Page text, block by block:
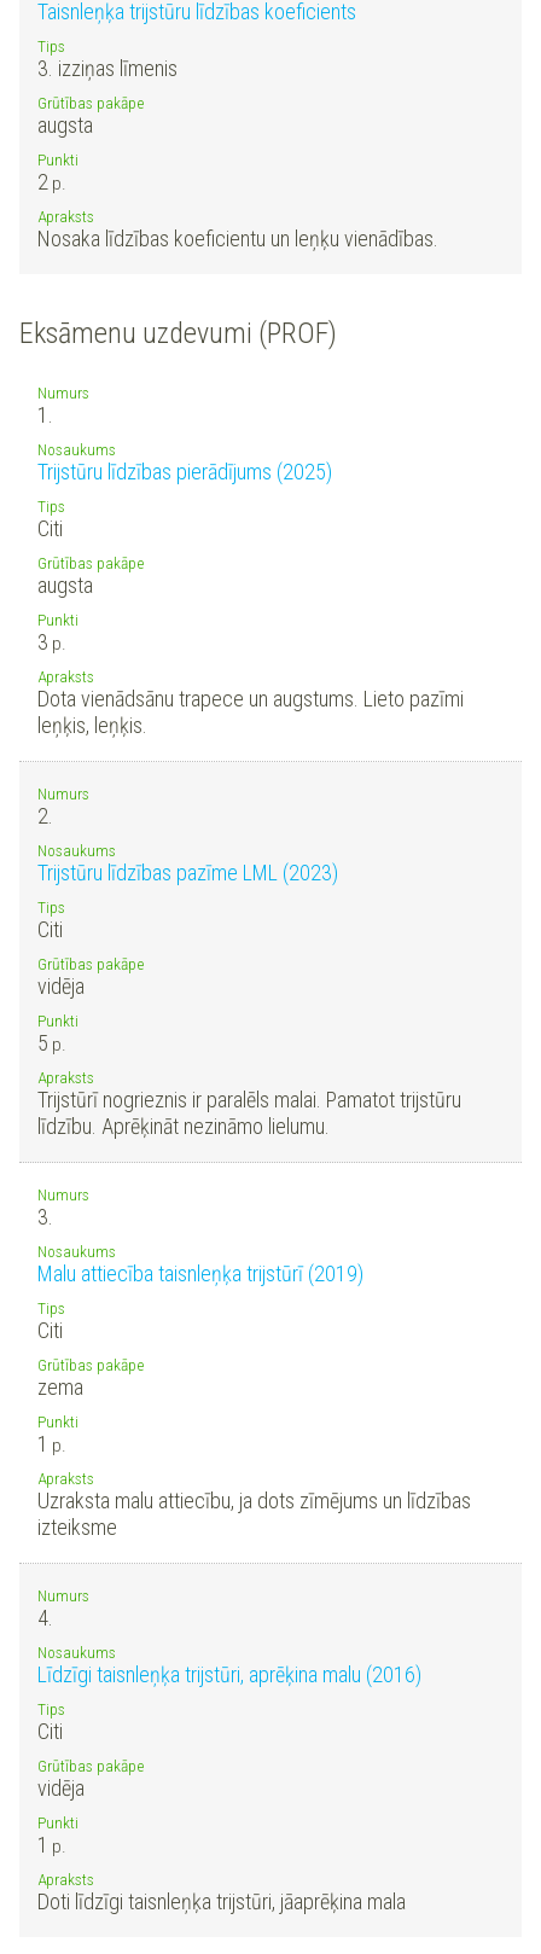
Taisnleņķa trijstūru līdzības koeficients
Tips
3. izziņas līmenis
Grūtības pakāpe
augsta
Punkti
2 p.
Apraksts
Nosaka līdzības koeficientu un leņķu vienādības.
Eksāmenu uzdevumi (PROF)
Numurs
1.
Nosaukums
Trijstūru līdzības pierādījums (2025)
Tips
Citi
Grūtības pakāpe
augsta
Punkti
3 p.
Apraksts
Dota vienādsānu trapece un augstums. Lieto pazīmi
leņķis, leņķis.
Numurs
2.
Nosaukums
Trijstūru līdzības pazīme LML (2023)
Tips
Citi
Grūtības pakāpe
vidēja
Punkti
5 p.
Apraksts
Trijstūrī nogrieznis ir paralēls malai. Pamatot trijstūru
līdzību. Aprēķināt nezināmo lielumu.
Numurs
3.
Nosaukums
Malu attiecība taisnleņķa trijstūrī (2019)
Tips
Citi
Grūtības pakāpe
zema
Punkti
1 p.
Apraksts
Uzraksta malu attiecību, ja dots zīmējums un līdzības
izteiksme
Numurs
4.
Nosaukums
Līdzīgi taisnleņķa trijstūri, aprēķina malu (2016)
Tips
Citi
Grūtības pakāpe
vidēja
Punkti
1 p.
Apraksts
Doti līdzīgi taisnleņķa trijstūri, jāaprēķina mala